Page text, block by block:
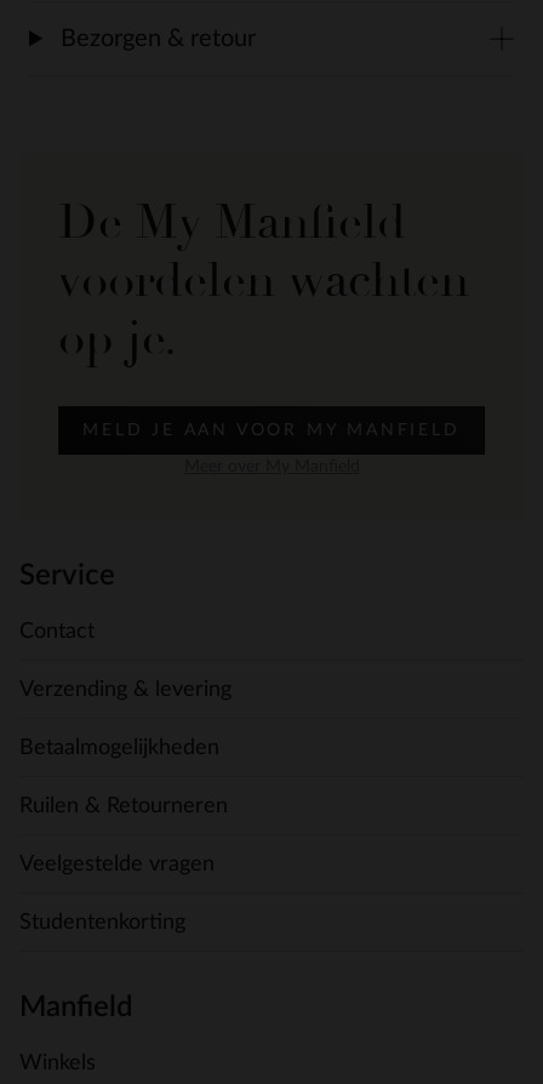
Bezorgen & retour
De My Manfield
voordelen wachten
op je.
MELD JE AAN VOOR MY MANFIELD
Service
Contact
Verzending & levering
Betaalmogelijkheden
Ruilen & Retourneren
Veelgestelde vragen
Studentenkorting
Manfield
Winkels